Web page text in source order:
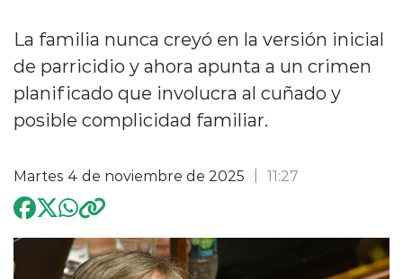
Entrevistas
Programación
La familia nunca creyó en la versión inicial
de parricidio y ahora apunta a un crimen
planificado que involucra al cuñado y
posible complicidad familiar.
Martes 4 de noviembre de 2025 11:27